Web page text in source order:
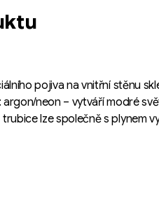
pojiva na vnitřní stěnu
neon – vytváří modré
lze společně s plynem